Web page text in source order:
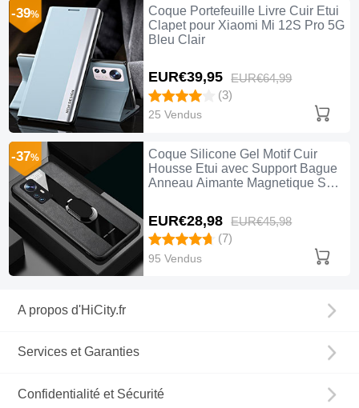
Coque Portefeuille Livre Cuir Etui
Clapet pour Xiaomi Mi 12S Pro 5G
Bleu Clair
EUR€39,95 EUR€64,99
-39%
(3)
25 Vendus
Coque Silicone Gel Motif Cuir
Housse Etui avec Support Bague
Anneau Aimante Magnetique S02
EUR€28,98 EUR€45,98
-37%
(7)
95 Vendus
A propos d'HiCity.fr
Services et Garanties
Confidentialité et Sécurité